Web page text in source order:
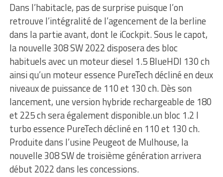
Dans l’habitacle, pas de surprise puisque l’on
retrouve l’intégralité de l’agencement de la berline
dans la partie avant, dont le iCockpit. Sous le capot,
la nouvelle 308 SW 2022 disposera des bloc
habituels avec un moteur diesel 1.5 BlueHDI 130 ch
ainsi qu’un moteur essence PureTech décliné en deux
niveaux de puissance de 110 et 130 ch. Dès son
lancement, une version hybride rechargeable de 180
et 225 ch sera également disponible.un bloc 1.2 l
turbo essence PureTech décliné en 110 et 130 ch.
Produite dans l’usine Peugeot de Mulhouse, la
nouvelle 308 SW de troisième génération arrivera
début 2022 dans les concessions.